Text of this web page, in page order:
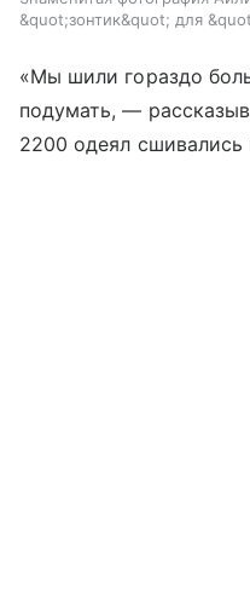
&quot;зонтик&quot; для
«Мы шили гораздо
подумать, —
2200 одеял сшивались